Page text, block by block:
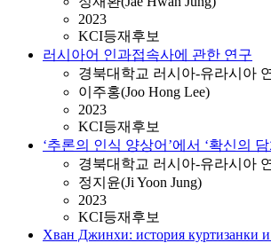
2023
KCI등재후보
러시아어 인과접속사에 관한 연구
경북대학교 러시아-유라시아
이주홍(Joo Hong Lee)
2023
KCI등재후보
‘추론의 인식 양상어’에서 ‘확신의
경북대학교 러시아-유라시아
정지윤(Ji Yoon Jung)
2023
KCI등재후보
Хван Джинхи: история куртизанки и